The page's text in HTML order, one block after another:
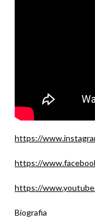
https://
https://
https://
Biografia